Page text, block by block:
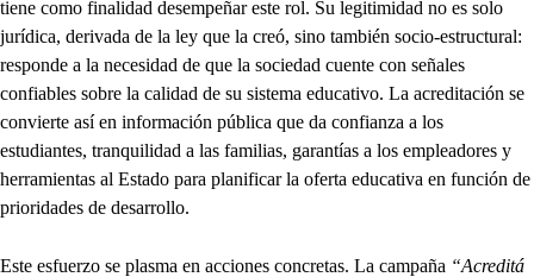
tiene como finalidad desempeñar este rol. Su legitimidad no es solo
jurídica, derivada de la ley que la creó, sino también socio-estructural:
responde a la necesidad de que la sociedad cuente con señales
confiables sobre la calidad de su sistema educativo. La acreditación se
convierte así en información pública que da confianza a los
estudiantes, tranquilidad a las familias, garantías a los empleadores y
herramientas al Estado para planificar la oferta educativa en función de
prioridades de desarrollo.
Este esfuerzo se plasma en acciones concretas. La campaña “Acreditá